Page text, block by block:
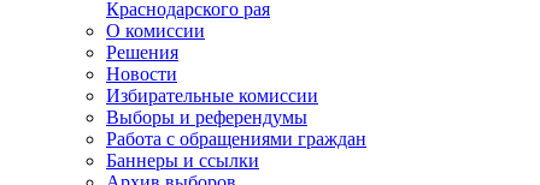
Краснодарского рая
О комиссии
Решения
Новости
Избирательные комиссии
Выборы и референдумы
Работа с обращениями граждан
Баннеры и ссылки